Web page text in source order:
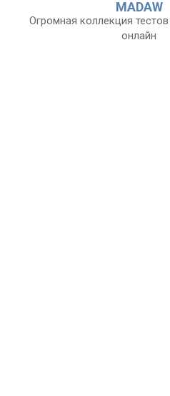
MADAW
Огромная коллекция
онлайн